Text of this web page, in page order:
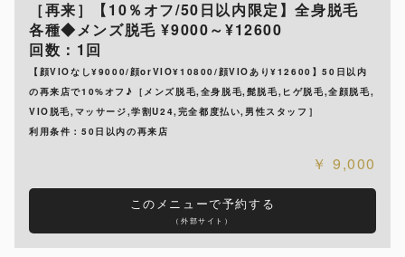
［再来］【10％オフ/50日以内限定】全身脱毛
各種◆メンズ脱毛 ¥9000～¥12600
回数：1回
【顔VIOなし¥9000/顔orVIO¥10800/顔VIOあり¥12600】50日以内
の再来店で10%オフ♪［メンズ脱毛,全身脱毛,髭脱毛,ヒゲ脱毛,全顔脱毛,
VIO脱毛,マッサージ,学割U24,完全都度払い,男性スタッフ］
利用条件：50日以内の再来店
9,000
このメニューで予約する
（外部サイト）